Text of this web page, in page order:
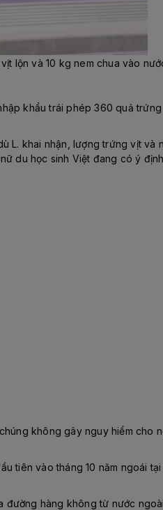
lộn và 10 kg nem chua vào
khẩu trái phép 360 quả
L. khai nhận, lượng trứng vịt và
du học sinh Việt đang có ý
không gây nguy hiểm cho
tiên vào tháng 10 năm ngoái
hàng không từ nước